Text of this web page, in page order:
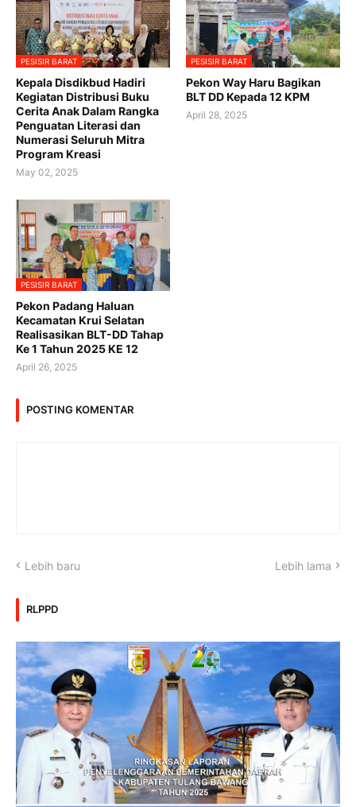
PESISIR BARAT
Kepala Disdikbud Hadiri
Kegiatan Distribusi Buku
Cerita Anak Dalam Rangka
Penguatan Literasi dan
Numerasi Seluruh Mitra
Program Kreasi
May 02, 2025
PESISIR BARAT
Pekon Way Haru Bagikan
BLT DD Kepada 12 KPM
April 28, 2025
PESISIR BARAT
Pekon Padang Haluan
Kecamatan Krui Selatan
Realisasikan BLT-DD Tahap
Ke 1 Tahun 2025 KE 12
April 26, 2025
POSTING KOMENTAR
Lebih baru Lebih lama
RLPPD